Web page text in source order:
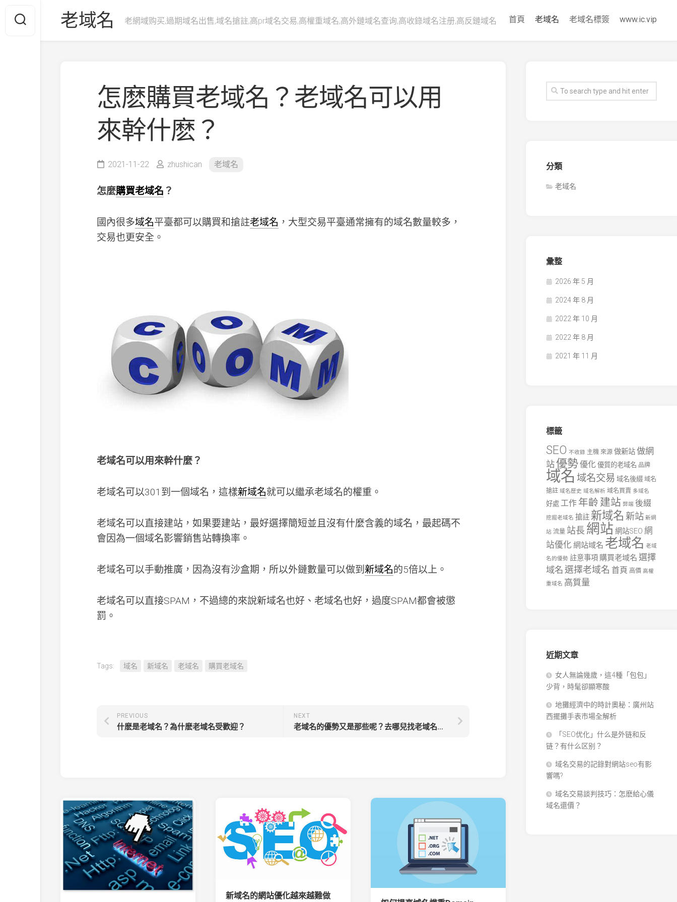
content
老域名 老網域购买,過期域名出售,域名搶註,高pr域名交易,高權重域名,高外鏈域名查询,高收錄域名注册,高反鏈域名 首頁 老域名 老域名標簽 www.ic.vip
怎麽購買老域名？老域名可以用
來幹什麽？
2021-11-22 zhushican 老域名
怎麼購買老域名 ？
國內很多域名平臺都可以購買和搶註老域名 ，大型交易平臺通常擁有的域名數量較多，
交易也更安全。
老域名可以用來幹什麼？
老域名可以301到一個域名，這樣新域名就可以繼承老域名的權重。
老域名可以直接建站，如果要建站，最好選擇簡短並且沒有什麼含義的域名，最起碼不
會因為一個域名影響銷售站轉換率。
老域名可以手動推廣，因為沒有沙盒期，所以外鏈數量可以做到 新域名的5倍以上。
老域名可以直接SPAM，不過總的來說新域名也好、老域名也好，過度SPAM都會被懲
罰。
Tags: 域名 新域名 老域名 購買老域名
NEXT
老域名的優勢又是那些呢？去哪兒找老域名呢？
PREVIOUS
什麽是老域名？為什麽老域名受歡迎？
新域名的網站優化越來越難做
分類
老域名
彙整
2026 年 5 月
2024 年 8 月
2022 年 10 月
2022 年 8 月
2021 年 11 月
標籤
SEO 不收錄 主機 來源 做新站做網
站優勢優化 優質的老域名 品牌
域名 域名交易 域名後綴 域名
搶註 域名歷史 域名解析 域名買賣 多域名
好處 工作 年齡 建站 弊端 後綴
挖掘老域名 搶註 新域名 新站 新網
站 流量 站長 網站 網站SEO 網
站優化 網站域名 老域名 老域
名的優勢 註意事項 購買老域名 選擇
域名 選擇老域名 首頁 高價 高權
重域名 高質量
近期文章
女人無論幾歲，這4種「包包」
少背，時髦卻顯寒酸
地攤經濟中的時計奧秘：廣州站
西擺攤手表市場全解析
「SEO优化」什么是外链和反
链？有什么区别？
域名交易的記錄對網站seo有影
響嗎?
域名交易談判技巧：怎麽給心儀
域名還價？